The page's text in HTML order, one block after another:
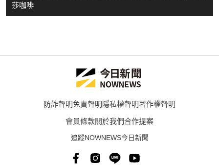
莎咖啡
防詐聲明免責聲明隱私權聲明著作權聲明
會員條款關於我們合作提案
追蹤NOWNEWS今日新聞